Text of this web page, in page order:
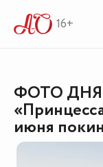
16+
ФОТО ДНЯ:
июня